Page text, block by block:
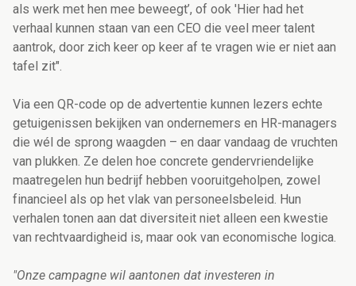
als werk met hen mee beweegt’, of ook 'Hier had het
verhaal kunnen staan van een CEO die veel meer talent
aantrok, door zich keer op keer af te vragen wie er niet aan
tafel zit".
Via een QR-code op de advertentie kunnen lezers echte
getuigenissen bekijken van ondernemers en HR-managers
die wél de sprong waagden – en daar vandaag de vruchten
van plukken. Ze delen hoe concrete gendervriendelijke
maatregelen hun bedrijf hebben vooruitgeholpen, zowel
financieel als op het vlak van personeelsbeleid. Hun
verhalen tonen aan dat diversiteit niet alleen een kwestie
van rechtvaardigheid is, maar ook van economische logica.
"Onze campagne wil aantonen dat investeren in